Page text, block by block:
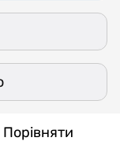
Порівняти